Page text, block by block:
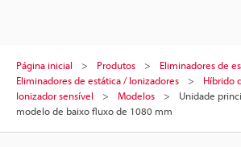
Página inicial Produtos
Eliminadores de
Eliminadores de estática / Ionizadores
Híbrido
Ionizador sensível
Modelos
Unidade
modelo de baixo fluxo de 1080 mm